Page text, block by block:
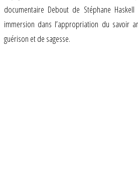
documentaire Debout de Stéphane
immersion dans l’appropriation du savoir
guérison et de sagesse.